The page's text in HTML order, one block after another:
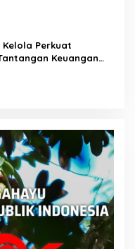
Kelola Perkuat
Keuangan